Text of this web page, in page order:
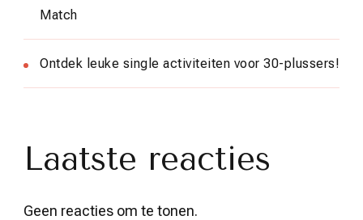
Match
Ontdek leuke single activiteiten voor 30-plussers!
Laatste reacties
Geen reacties om te tonen.